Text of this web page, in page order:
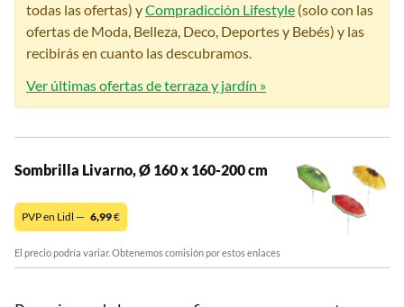
todas las ofertas) yCompradicción Lifestyle (solo con las
ofertas de Moda, Belleza, Deco, Deportes y Bebés) y las
recibirás en cuanto las descubramos.
Ver últimas ofertas de terraza y jardín »
Sombrilla Livarno, Ø 160 x 160-200 cm
PVP en Lidl — 6,99€
El precio podría variar. Obtenemos comisión por estos enlaces